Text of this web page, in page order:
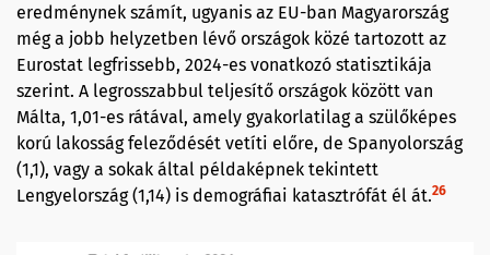
eredménynek számít, ugyanis az EU-ban Magyarország
még a jobb helyzetben lévő országok közé tartozott az
Eurostat legfrissebb, 2024-es vonatkozó statisztikája
szerint. A legrosszabbul teljesítő országok között van
Málta, 1,01-es rátával, amely gyakorlatilag a szülőképes
korú lakosság feleződését vetíti előre, de Spanyolország
(1,1), vagy a sokak által példaképnek tekintett
Lengyelország (1,14) is demográfiai katasztrófát él át.26